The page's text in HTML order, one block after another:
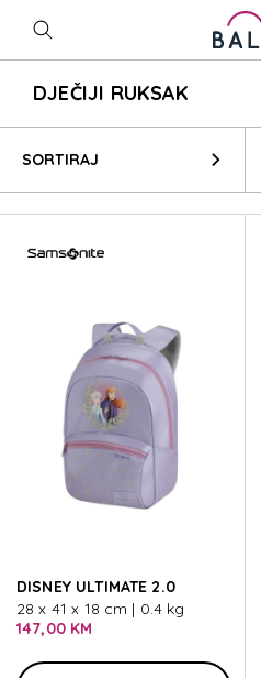
DJEČIJI RUKSAK
SORTIRAJ
DISNEY ULTIMATE 2.0
28 x 41 x 18 cm | 0.4 kg
147,00 KM